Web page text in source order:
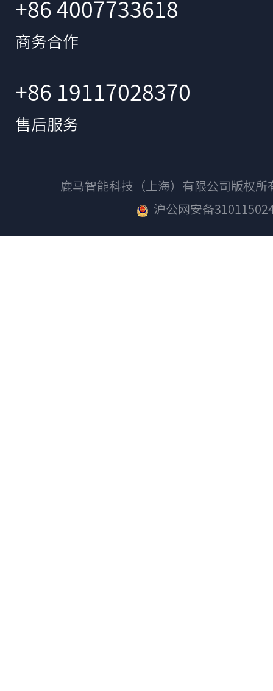
+86 4007733618
商务合作
+86 19117028370
售后服务
鹿马智能科技（上海）有限公司版权
沪公网安备